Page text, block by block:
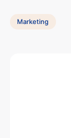
Marketing